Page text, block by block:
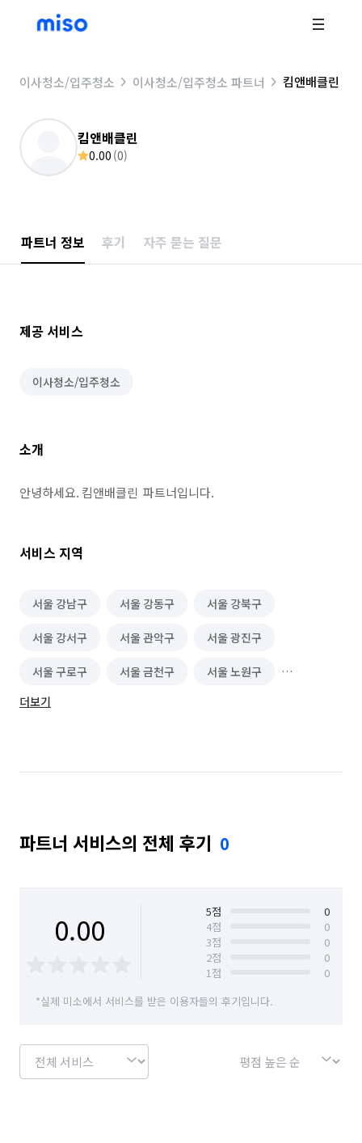
이사청소/입주청소 이사청소/입주청소 파트너 킴앤배클린
킴앤배클린
0.00 (0)
파트너 정보 후기 자주 묻는 질문
제공 서비스
이사청소/입주청소
소개
안녕하세요. 킴앤배클린  파트너입니다.
서비스 지역
서울 강남구 서울 강동구 서울 강북구
서울 강서구 서울 관악구 서울 광진구
서울 구로구 서울 금천구 서울 노원구
서울 도봉구
서울 성동구 서울 성북구 서울 송파구
서울 은평구 서울 종로구 서울 중구
더보기
파트너 서비스의 전체 후기 0
0.00 5점
0
4점
0
3점
0
2점
0
1점
0
*실제 미소에서 서비스를 받은 이용자들의 후기입니다.